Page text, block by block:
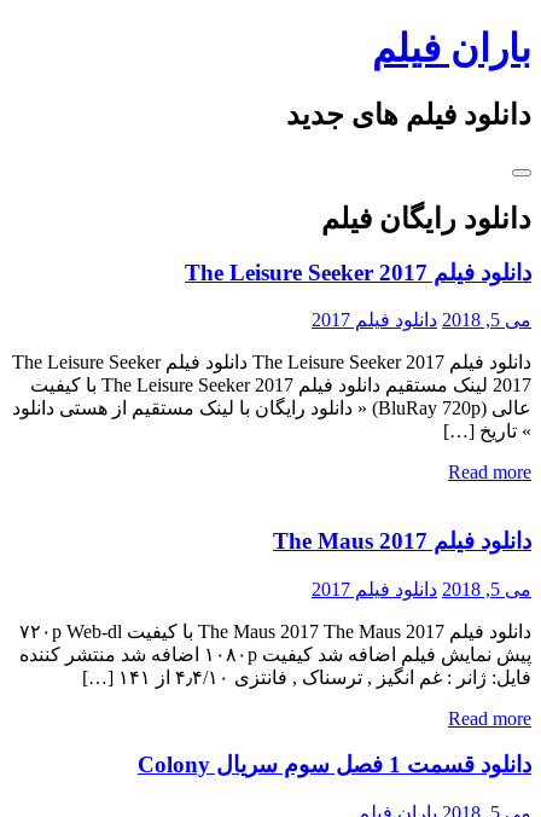
Skip
to
content
باران فیلم
دانلود فیلم های جدید
دانلود رایگان فیلم
دانلود فیلم The Leisure Seeker 2017
می 5, 2018 دانلود فیلم 2017
دانلود فیلم The Leisure Seeker 2017 دانلود فیلم The Leisure Seeker
2017 لینک مستقیم دانلود فیلم The Leisure Seeker 2017 با کیفیت
عالی (BluRay 720p) « دانلود رایگان با لینک مستقیم از هستی دانلود
» تاریخ […]
Read more
دانلود فیلم The Maus 2017
می 5, 2018 دانلود فیلم 2017
دانلود فیلم The Maus 2017 The Maus 2017 با کیفیت ۷۲۰p Web-dl
پیش نمایش فیلم اضافه شد کیفیت ۱۰۸۰p اضافه شد منتشر کننده
فایل: ژانر : غم انگیز , ترسناک , فانتزی ۴٫۴/۱۰ از ۱۴۱ […]
Read more
دانلود قسمت 1 فصل سوم سریال Colony